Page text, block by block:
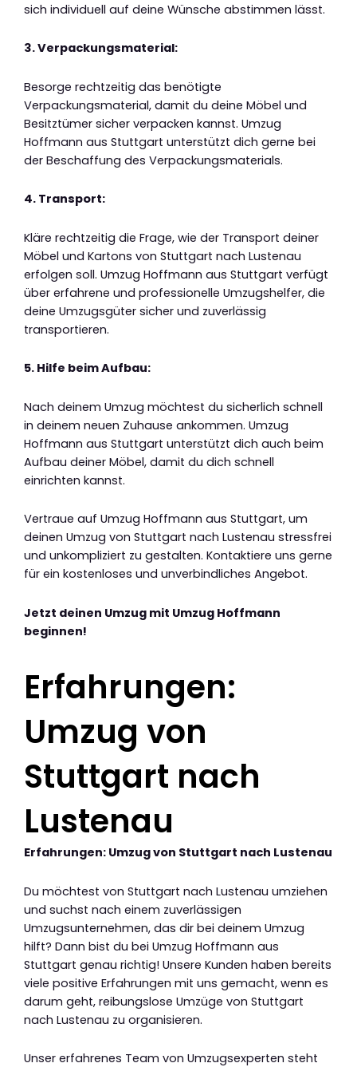
sich individuell auf deine Wünsche abstimmen lässt.
3. Verpackungsmaterial:
Besorge rechtzeitig das benötigte
Verpackungsmaterial, damit du deine Möbel und
Besitztümer sicher verpacken kannst. Umzug
Hoffmann aus Stuttgart unterstützt dich gerne bei
der Beschaffung des Verpackungsmaterials.
4. Transport:
Kläre rechtzeitig die Frage, wie der Transport deiner
Möbel und Kartons von Stuttgart nach Lustenau
erfolgen soll. Umzug Hoffmann aus Stuttgart verfügt
über erfahrene und professionelle Umzugshelfer, die
deine Umzugsgüter sicher und zuverlässig
transportieren.
5. Hilfe beim Aufbau:
Nach deinem Umzug möchtest du sicherlich schnell
in deinem neuen Zuhause ankommen. Umzug
Hoffmann aus Stuttgart unterstützt dich auch beim
Aufbau deiner Möbel, damit du dich schnell
einrichten kannst.
Vertraue auf Umzug Hoffmann aus Stuttgart, um
deinen Umzug von Stuttgart nach Lustenau stressfrei
und unkompliziert zu gestalten. Kontaktiere uns gerne
für ein kostenloses und unverbindliches Angebot.
Jetzt deinen Umzug mit Umzug Hoffmann
beginnen!
Erfahrungen:
Umzug von
Stuttgart nach
Lustenau
Erfahrungen: Umzug von Stuttgart nach Lustenau
Du möchtest von Stuttgart nach Lustenau umziehen
und suchst nach einem zuverlässigen
Umzugsunternehmen, das dir bei deinem Umzug
hilft? Dann bist du bei Umzug Hoffmann aus
Stuttgart genau richtig! Unsere Kunden haben bereits
viele positive Erfahrungen mit uns gemacht, wenn es
darum geht, reibungslose Umzüge von Stuttgart
nach Lustenau zu organisieren.
Unser erfahrenes Team von Umzugsexperten steht